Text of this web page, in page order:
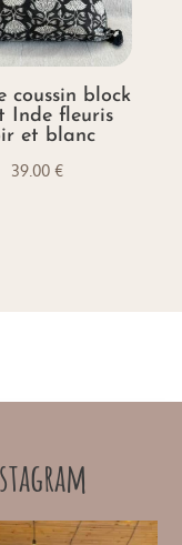
coussin block
Inde fleuris
et blanc
39.00 €